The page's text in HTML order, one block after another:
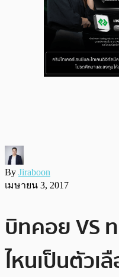
By Jiraboon
เมษายน 3, 2017
บิทคอย VS
ไหนเป็นตัวเ